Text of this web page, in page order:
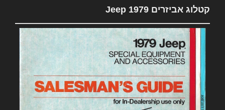
קטלוג אביזרים 1979 Jeep